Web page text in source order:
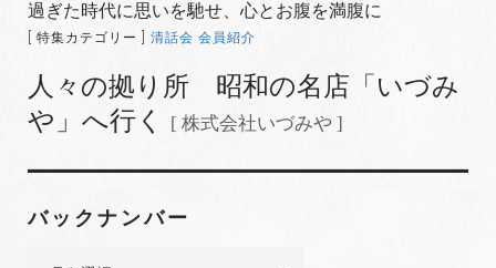
過ぎた時代に思いを馳せ、心とお腹を満腹に
[ 特集カテゴリー ] 清話会 会員紹介
人々の拠り所 昭和の名店「いづみ
や」へ行く
[ 株式会社いづみや ]
バックナンバー